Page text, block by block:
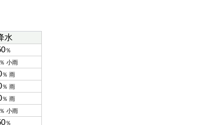
水
％
小雨
％ 雨
％ 雨
％ 雨
小雨
％